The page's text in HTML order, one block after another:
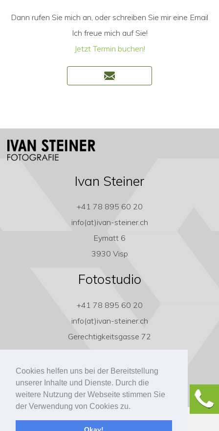
Cookies helfen uns bei der Bereitstellung
unserer Inhalte und Dienste. Durch die
weitere Nutzung der Webseite stimmen Sie
der Verwendung von Cookies zu.
Dann rufen Sie mich an, oder schreiben Sie mir eine Email
Ich freue mich auf Sie!
Jetzt Termin buchen!
Ivan Steiner
+41 78 895 60 20
info(at)ivan-steiner.ch
Eymatt 6
3930 Visp
Fotostudio
+41 78 895 60 20
info(at)ivan-steiner.ch
Gerechtigkeitsgasse 72
3011 Bern
Copyright ivan-steiner.ch